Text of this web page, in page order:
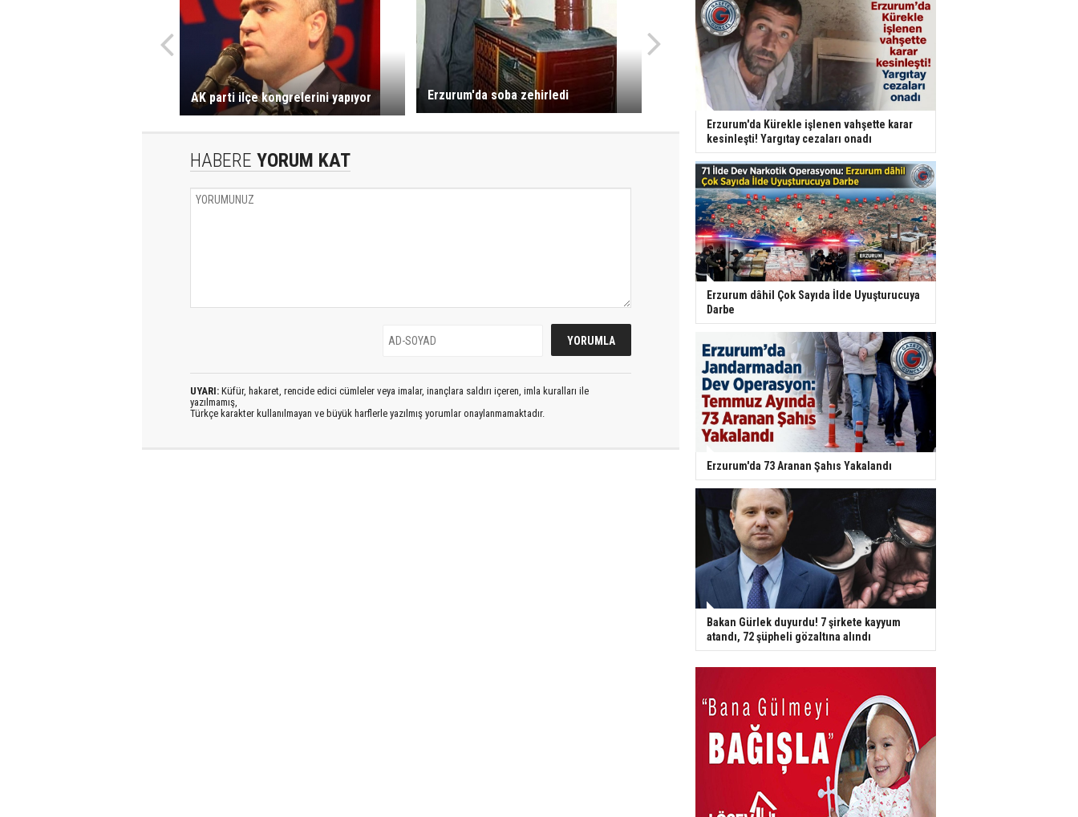
AK parti ilçe kongrelerini yapıyor Erzurum'da soba zehirledi
HABERE YORUM KAT
UYARI: Küfür, hakaret, rencide edici cümleler veya imalar, inançlara saldırı içeren, imla kuralları ile
yazılmamış,
Türkçe karakter kullanılmayan ve büyük harflerle yazılmış yorumlar onaylanmamaktadır.
Erzurum'da Kürekle işlenen vahşette karar
kesinleşti! Yargıtay cezaları onadı
Erzurum dâhil Çok Sayıda İlde Uyuşturucuya
Darbe
Erzurum'da 73 Aranan Şahıs Yakalandı
Bakan Gürlek duyurdu! 7 şirkete kayyum
atandı, 72 şüpheli gözaltına alındı